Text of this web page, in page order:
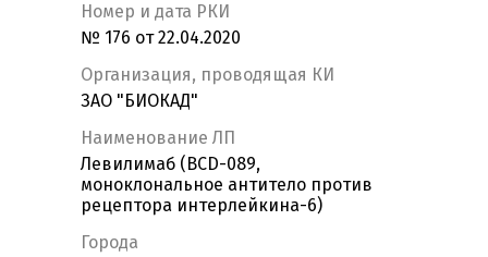
Номер и дата РКИ
№ 176 от 22.04.2020
Организация, проводящая КИ
ЗАО "БИОКАД"
Наименование ЛП
Левилимаб (BCD-089,
моноклональное антитело против
рецептора интерлейкина-6)
Города